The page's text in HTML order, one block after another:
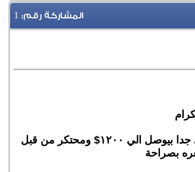
المشاركة رقم: 1
ثانيا عندي تحدي كبير جدا وهو طلب تصميم اكسبرت قوي جدا وسعره غالي جدا بيوصل الي ١٢٠٠$ ومحتكر من قبل
بصراحة